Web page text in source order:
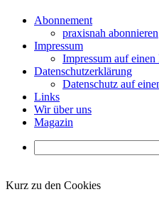
Abonnement
praxisnah abonnieren
Impressum
Impressum auf
Datenschutzerklärung
Datenschutz auf
Links
Wir über uns
Magazin
Kurz zu den Cookies